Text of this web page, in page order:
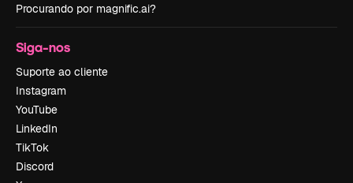
Procurando por magnific.ai?
Siga-nos
Suporte ao cliente
Instagram
YouTube
LinkedIn
TikTok
Discord